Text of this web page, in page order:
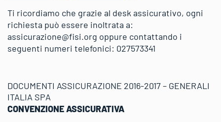
Ti ricordiamo che grazie al desk assicurativo, ogni
richiesta può essere inoltrata a:
assicurazione@fisi.org oppure contattando i
seguenti numeri telefonici: 027573341
DOCUMENTI ASSICURAZIONE 2016-2017 – GENERALI
ITALIA SPA
CONVENZIONE ASSICURATIVA